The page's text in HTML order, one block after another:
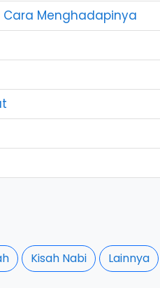
Cara Menghadapinya
Kisah Nabi
Lainnya